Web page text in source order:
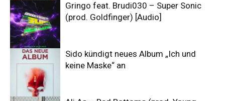
Gringo feat. Brudi030 – Super Sonic
(prod. Goldfinger) [Audio]
Sido kündigt neues Album „Ich und
keine Maske“ an